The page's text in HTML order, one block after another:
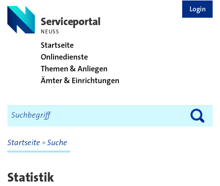
Serviceportal
NEUSS
Startseite
Onlinedienste
Themen & Anliegen
Ämter & Einrichtungen
Login
Startseite Suche
Statistik